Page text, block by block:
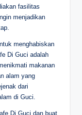
fasilitas
menjadikan
menghabiskan
Di Guci adalah
makanan
alam yang
dari
di Guci.
Di Guci dan buat